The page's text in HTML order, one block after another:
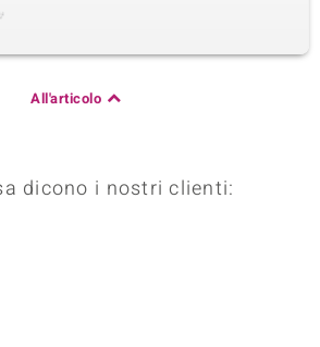
All'articolo
dicono i nostri clienti: